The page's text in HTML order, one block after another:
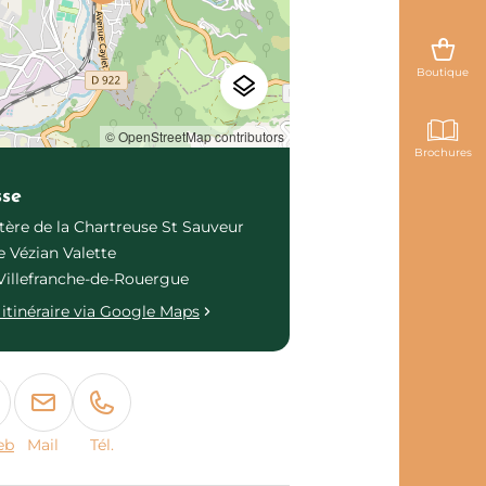
Boutique
Brochures
© OpenStreetMap contributors
de la Chartreuse St Sauveur
Vézian Valette
de-Rouergue
via Google Maps
Mail Tél.